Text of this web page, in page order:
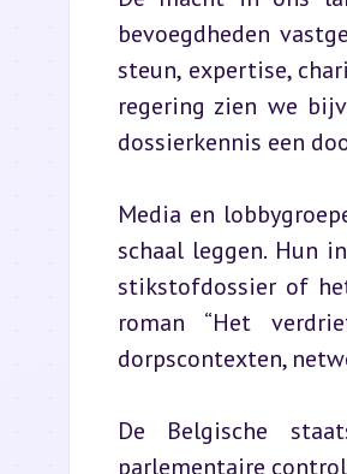
bevoegdheden
steun, expertise,
regering zien we
dossierkennis een
Media en
schaal leggen. Hun
stikstofdossier of
roman “Het
dorpscontexten,
De Belgische
parlementaire